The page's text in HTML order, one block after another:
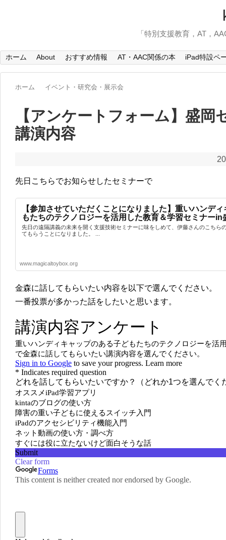
「特別支援教育，AT，
ホーム About おすすめ情報 AT・AAC関係の本 iPad特設ペ
ホーム イベント・研究会・展示会
【アンケートフォーム】盛岡
講演内容
先日こちらでお知らせしたセミナーで
【参加させていただくことになりました】重いハンデ
もたちのテクノロジーを活用した教育＆学習セミナーin
先日の遠隔講義の未来を開く支援技術セミナーに味をしめて、伊藤さんのこちら
てもらうことになりました。 ...
www.magicaltoybox.org
金森に話してもらいたい内容を以下で選んでください。
一番投票が多かった話をしたいと思います。